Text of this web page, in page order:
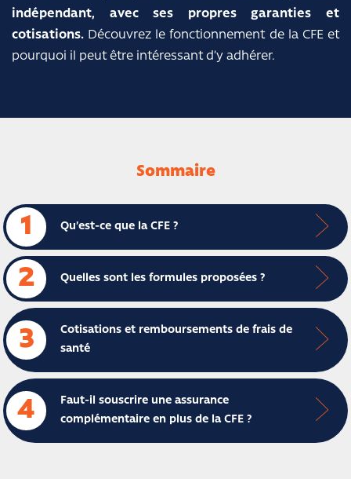
indépendant, avec ses propres garanties et
cotisations. Découvrez le fonctionnement de la CFE et
pourquoi il peut être intéressant d’y adhérer.
Sommaire
1 Qu’est-ce que la CFE ?
2 Quelles sont les formules proposées ?
3
Cotisations et remboursements de frais de
santé
4
Faut-il souscrire une assurance
complémentaire en plus de la CFE ?